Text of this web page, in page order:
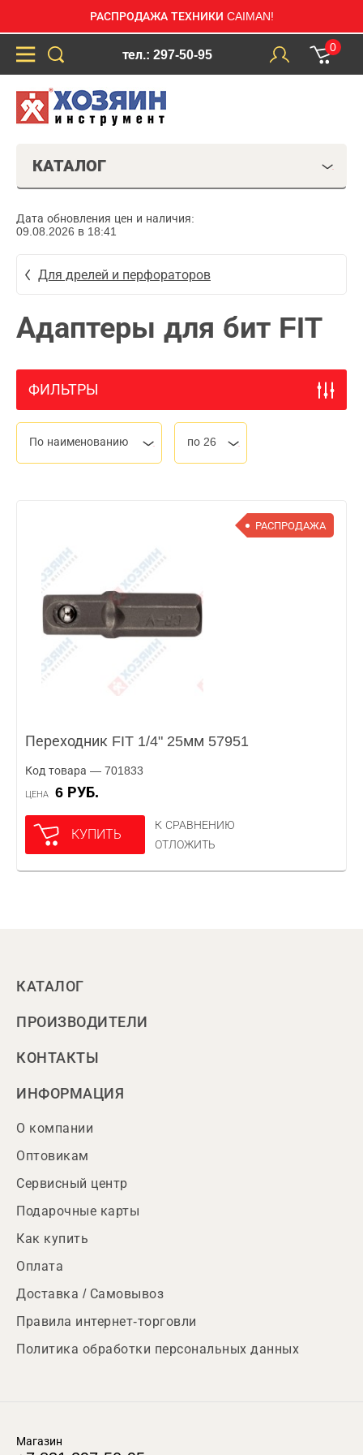
РАСПРОДАЖА ТЕХНИКИ CAIMAN!
тел.: 297-50-95
0
КАТАЛОГ
Дата обновления цен и наличия:
09.08.2026 в 18:41
Для дрелей и перфораторов
Адаптеры для бит FIT
ФИЛЬТРЫ
По наименованию по 26
РАСПРОДАЖА
Переходник FIT 1/4" 25мм 57951
Код товара — 701833
ЦЕНА 6 РУБ.
КУПИТЬ
К СРАВНЕНИЮ
ОТЛОЖИТЬ
КАТАЛОГ
ПРОИЗВОДИТЕЛИ
КОНТАКТЫ
ИНФОРМАЦИЯ
О компании
Оптовикам
Сервисный центр
Подарочные карты
Как купить
Оплата
Доставка / Самовывоз
Правила интернет-торговли
Политика обработки персональных данных
Магазин